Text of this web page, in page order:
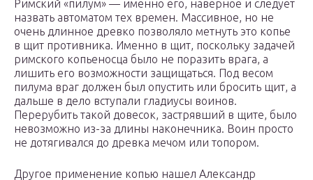
Римский «пилум» — именно его, наверное и следует
назвать автоматом тех времен. Массивное, но не
очень длинное древко позволяло метнуть это копье
в щит противника. Именно в щит, поскольку задачей
римского копьеносца было не поразить врага, а
лишить его возможности защищаться. Под весом
пилума враг должен был опустить или бросить щит, а
дальше в дело вступали гладиусы воинов.
Перерубить такой довесок, застрявший в щите, было
невозможно из-за длины наконечника. Воин просто
не дотягивался до древка мечом или топором.
Другое применение копью нашел Александр